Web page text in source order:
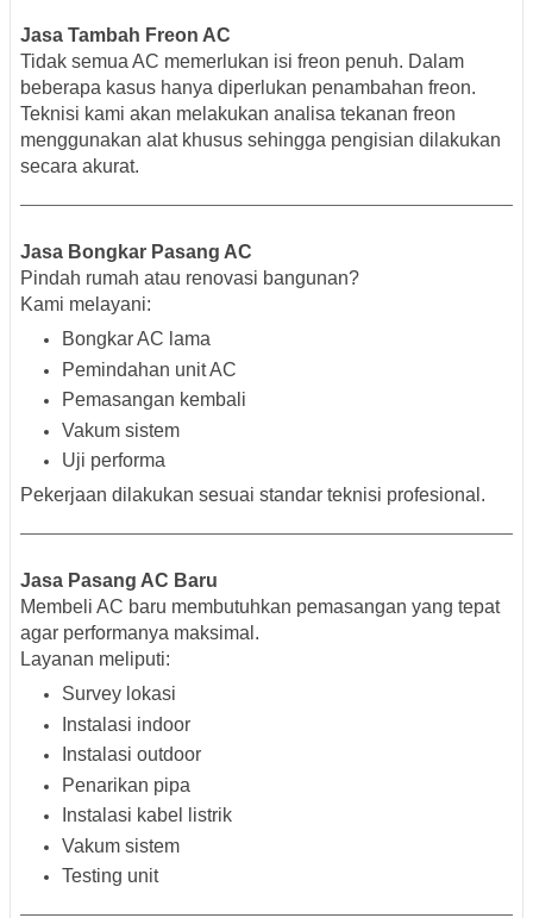
Jasa Tambah Freon AC
Tidak semua AC memerlukan isi freon penuh. Dalam
beberapa kasus hanya diperlukan penambahan freon.
Teknisi kami akan melakukan analisa tekanan freon
menggunakan alat khusus sehingga pengisian dilakukan
secara akurat.
Jasa Bongkar Pasang AC
Pindah rumah atau renovasi bangunan?
Kami melayani:
Bongkar AC lama
Pemindahan unit AC
Pemasangan kembali
Vakum sistem
Uji performa
Pekerjaan dilakukan sesuai standar teknisi profesional.
Jasa Pasang AC Baru
Membeli AC baru membutuhkan pemasangan yang tepat
agar performanya maksimal.
Layanan meliputi:
Survey lokasi
Instalasi indoor
Instalasi outdoor
Penarikan pipa
Instalasi kabel listrik
Vakum sistem
Testing unit